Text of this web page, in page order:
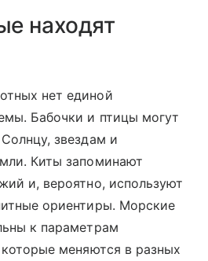
находят
нет единой
Бабочки и птицы могут
звездам и
Киты запоминают
и, вероятно, используют
ориентиры. Морские
к параметрам
которые меняются в разных